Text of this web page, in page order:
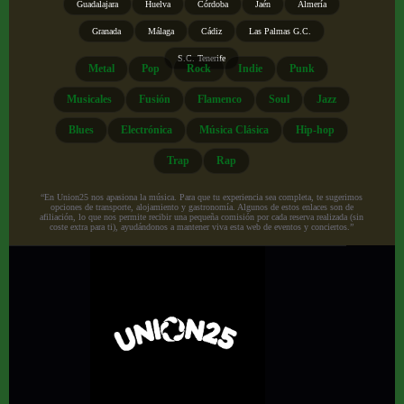
Guadalajara Huelva Córdoba Jaén Almería
Granada Málaga Cádiz Las Palmas G.C.
S.C. Tenerife
Metal Pop Rock Indie Punk
Musicales Fusión Flamenco Soul Jazz
Blues Electrónica Música Clásica Hip-hop
Trap Rap
“En Union25 nos apasiona la música. Para que tu experiencia sea completa, te sugerimos
opciones de transporte, alojamiento y gastronomía. Algunos de estos enlaces son de
afiliación, lo que nos permite recibir una pequeña comisión por cada reserva realizada (sin
coste extra para ti), ayudándonos a mantener viva esta web de eventos y conciertos.”